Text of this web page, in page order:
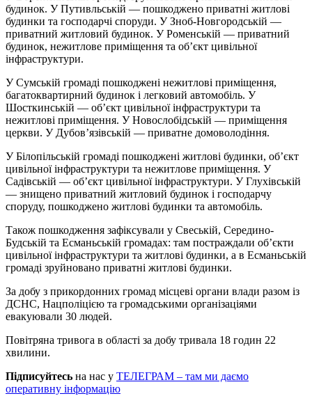
будинок. У Путивльській — пошкоджено приватні житлові
будинки та господарчі споруди. У Зноб-Новгородській —
приватний житловий будинок. У Роменській — приватний
будинок, нежитлове приміщення та об’єкт цивільної
інфраструктури.
У Сумській громаді пошкоджені нежитлові приміщення,
багатоквартирний будинок і легковий автомобіль. У
Шосткинській — об’єкт цивільної інфраструктури та
нежитлові приміщення. У Новослобідській — приміщення
церкви. У Дубов’язівській — приватне домоволодіння.
У Білопільській громаді пошкоджені житлові будинки, об’єкт
цивільної інфраструктури та нежитлове приміщення. У
Садівській — об’єкт цивільної інфраструктури. У Глухівській
— знищено приватний житловий будинок і господарчу
споруду, пошкоджено житлові будинки та автомобіль.
Також пошкодження зафіксували у Свеській, Середино-
Будській та Есманьській громадах: там постраждали об’єкти
цивільної інфраструктури та житлові будинки, а в Есманьській
громаді зруйновано приватні житлові будинки.
За добу з прикордонних громад місцеві органи влади разом із
ДСНС, Нацполіцією та громадськими організаціями
евакуювали 30 людей.
Повітряна тривога в області за добу тривала 18 годин 22
хвилини.
Підписуйтесь на нас у ТЕЛЕГРАМ – там ми даємо
оперативну інформацію